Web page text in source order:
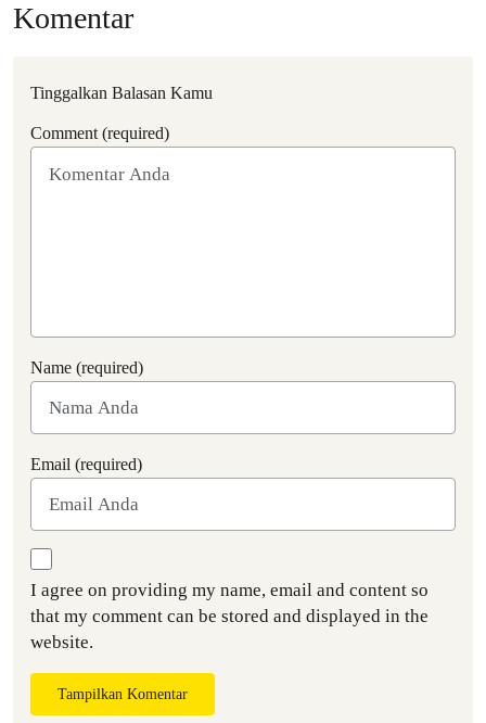
Komentar
Tinggalkan Balasan Kamu
Comment (required)
Name (required)
Email (required)
I agree on providing my name, email and content so
that my comment can be stored and displayed in the
website.
Tampilkan Komentar